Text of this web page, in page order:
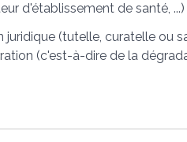
d'établissement de santé, ...)
juridique (tutelle, curatelle ou
(c'est-à-dire de la